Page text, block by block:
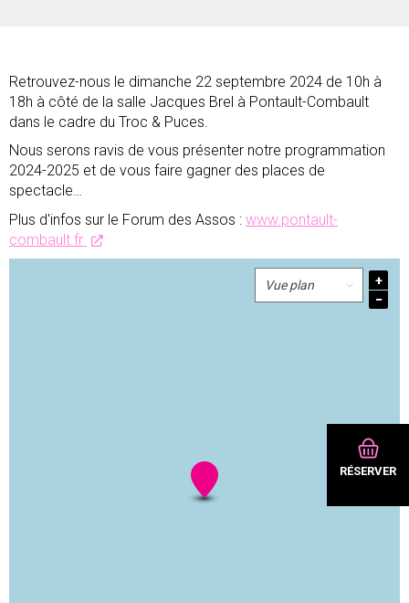
RÉSERVER
Retrouvez-nous le dimanche 22 septembre 2024 de 10h à
18h à côté de la salle Jacques Brel à Pontault-Combault
dans le cadre du Troc & Puces.
Nous serons ravis de vous présenter notre programmation
2024-2025 et de vous faire gagner des places de
spectacle…
Plus d'infos sur le Forum des Assos : www.pontault-
combault.fr
+
−